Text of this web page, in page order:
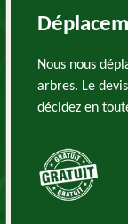
Nous nous
arbres. Le
décidez en